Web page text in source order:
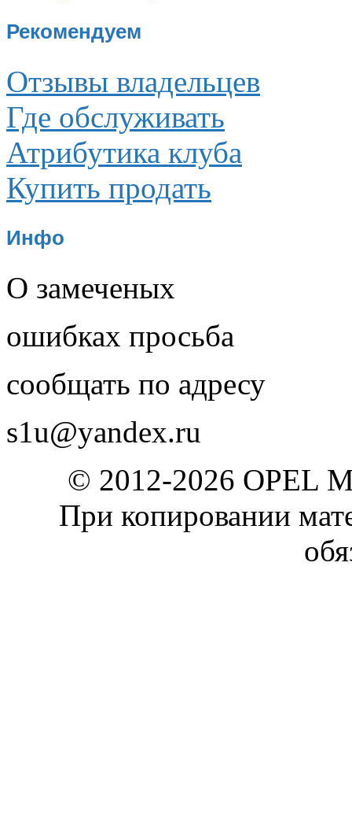
Рекомендуем
Отзывы владельцев
Где обслуживать
Атрибутика клуба
Купить продать
Инфо
О замеченых
ошибках просьба
сообщать по адресу
s1u@yandex.ru
© 2012-2026 OPEL
При копировании